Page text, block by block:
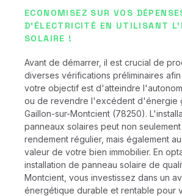
ECONOMISEZ SUR VOS
D'ÉLECTRICITÉ EN UTILISANT
SOLAIRE !
Avant de démarrer, il est crucial de
diverses vérifications préliminaires
votre objectif est d'atteindre
ou de revendre l'excédent d'énergie
Gaillon-sur-Montcient (78250).
panneaux solaires peut non
rendement régulier, mais également
valeur de votre bien immobilier. En
installation de panneau solaire de
Montcient, vous investissez dans un
énergétique durable et rentable pour